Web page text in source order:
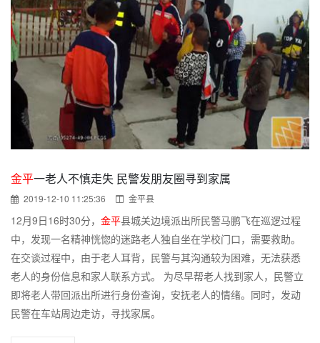
金平一老人不慎走失 民警发朋友圈寻到家属
2019-12-10 11:25:36 金平县
12月9日16时30分， 金平县城关边境派出所民警马鹏飞在巡逻过程
中，发现一名精神恍惚的迷路老人独自坐在学校门口，需要救助。
在交谈过程中，由于老人耳背，民警与其沟通较为困难，无法获悉
老人的身份信息和家人联系方式。 为尽早帮老人找到家人，民警立
即将老人带回派出所进行身份查询，安抚老人的情绪。同时，发动
民警在车站周边走访，寻找家属。